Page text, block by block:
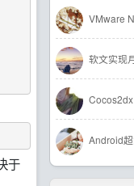
于
VMware
软文实现
Cocos2dx 3.x
Android